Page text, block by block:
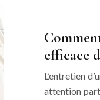
efficace
L’entretien
attention